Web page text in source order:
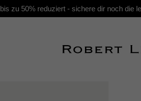
zu 50% reduziert - sichere dir noch die